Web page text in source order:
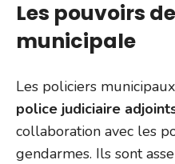
Les pouvoirs
municipale
Les policiers
police judiciaire
collaboration avec les
gendarmes. Ils sont